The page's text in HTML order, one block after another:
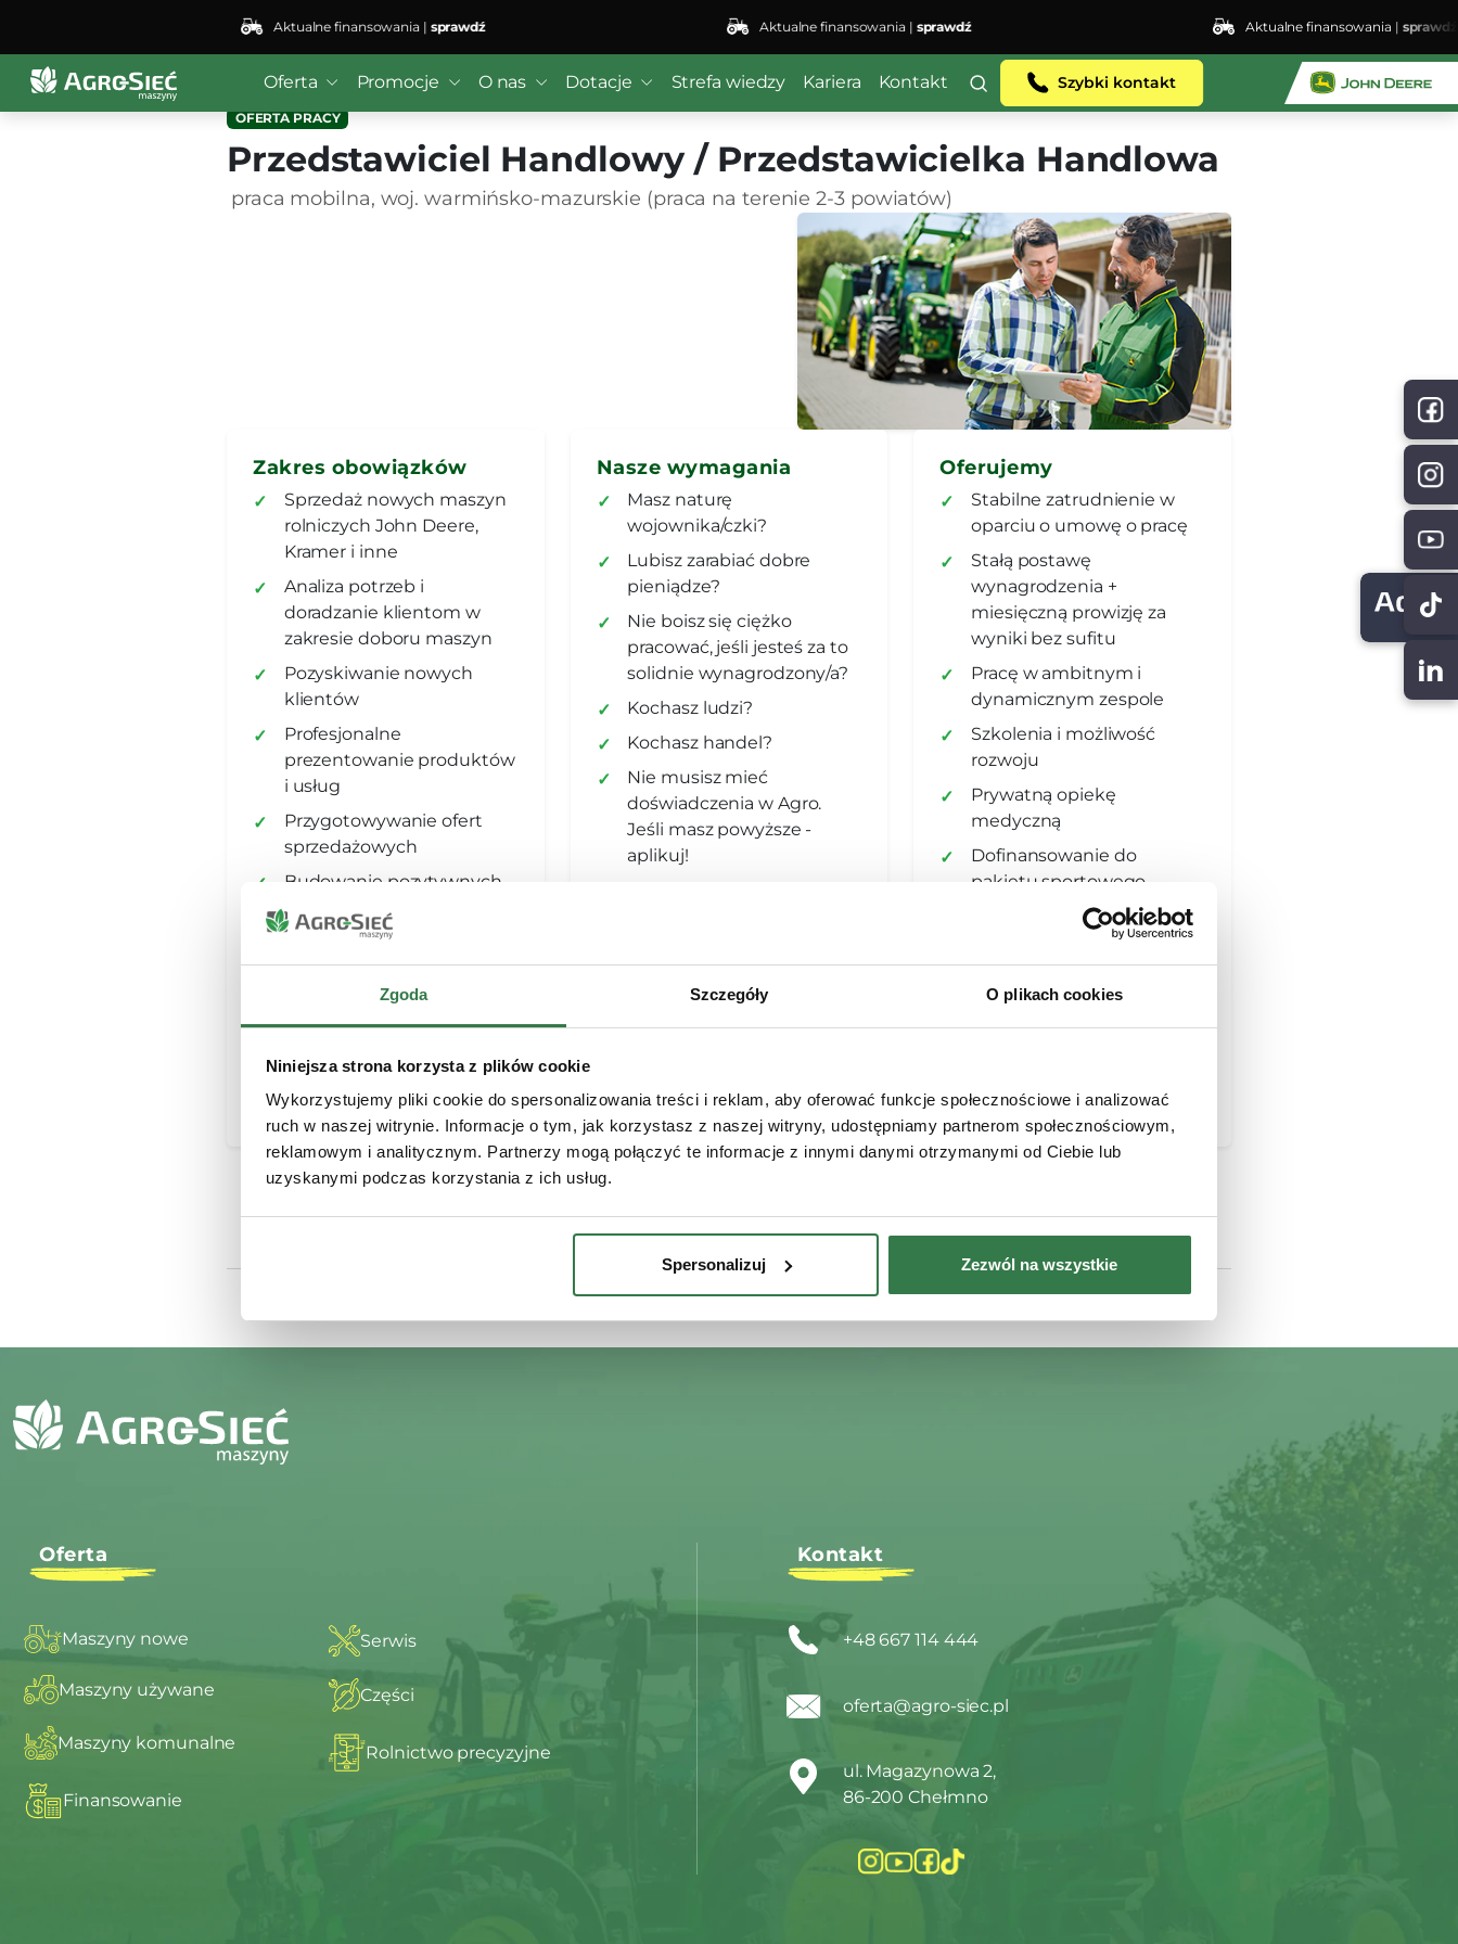
Zgoda Szczegóły O plikach cookies
Niniejsza strona korzysta z plików cookie
Wykorzystujemy pliki cookie do spersonalizowania treści i reklam, aby oferować funkcje społecznościowe i analizować
ruch w naszej witrynie. Informacje o tym, jak korzystasz z naszej witryny, udostępniamy partnerom społecznościowym,
reklamowym i analitycznym. Partnerzy mogą połączyć te informacje z innymi danymi otrzymanymi od Ciebie lub
uzyskanymi podczas korzystania z ich usług.
Spersonalizuj Zezwól na wszystkie
Aktualne finansowania |sprawdź Aktualne finansowania |sprawdź Aktualne finansowania |sprawdź
Oferta Promocje O nas Dotacje Strefa wiedzy Kariera Kontakt Szybki kontakt
OFERTA PRACY
Przedstawiciel Handlowy / Przedstawicielka Handlowa
praca mobilna, woj. warmińsko-mazurskie (praca na terenie 2-3 powiatów)
Zakres obowiązków
Sprzedaż nowych maszyn
rolniczych John Deere,
Kramer i inne
Analiza potrzeb i
doradzanie klientom w
zakresie doboru maszyn
Pozyskiwanie nowych
klientów
Profesjonalne
prezentowanie produktów
i usług
Przygotowywanie ofert
sprzedażowych
Budowanie pozytywnych
relacji z klientami
Uczestnictwo w targach i
wystawach branżowych
Raportowanie wyników
pracy
Realizacja planów
sprzedaży
Nasze wymagania
Masz naturę
wojownika/czki?
Lubisz zarabiać dobre
pieniądze?
Nie boisz się ciężko
pracować, jeśli jesteś za to
solidnie wynagrodzony/a?
Kochasz ludzi?
Kochasz handel?
Nie musisz mieć
doświadczenia w Agro.
Jeśli masz powyższe -
aplikuj!
Oferujemy
Stabilne zatrudnienie w
oparciu o umowę o pracę
Stałą postawę
wynagrodzenia +
miesięczną prowizję za
wyniki bez sufitu
Pracę w ambitnym i
dynamicznym zespole
Szkolenia i możliwość
rozwoju
Prywatną opiekę
medyczną
Dofinansowanie do
pakietu sportowego
Ubezpieczenie grupowe
warunkach
Samochód służbowy oraz
wszystkie niezbędne
Aplikuj teraz
Oferta
Maszyny nowe
Maszyny używane
Maszyny komunalne
Finansowanie
Serwis
Części
Rolnictwo precyzyjne
Kontakt
+48 667 114 444
oferta@agro-siec.pl
ul. Magazynowa 2,
86-200 Chełmno